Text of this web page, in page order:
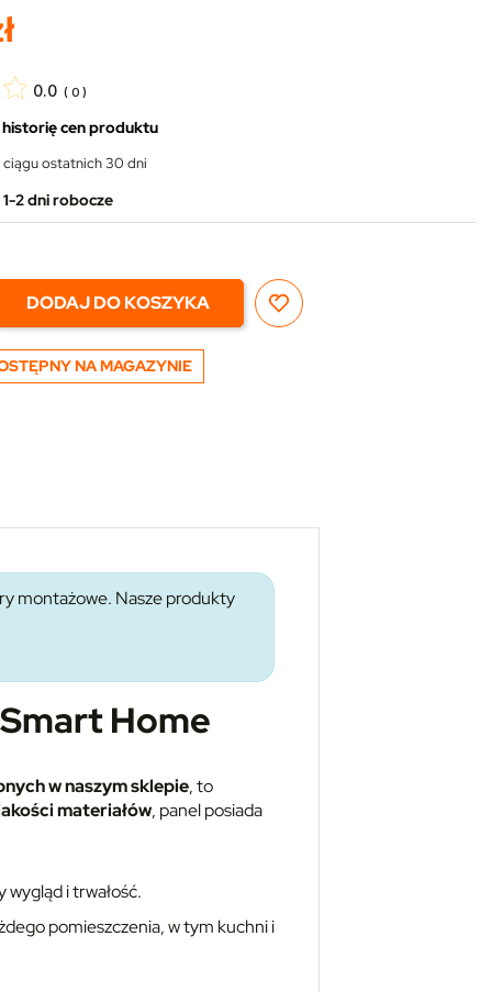
0.0 ( 0 )
cen produktu
ciągu ostatnich 30 dni
2 dni robocze
DODAJ DO KOSZYKA
NA MAGAZYNIE
montażowe. Nasze produkty
Smart Home
w naszym sklepie, to
materiałów, panel posiada
wygląd i trwałość.
pomieszczenia, w tym kuchni i